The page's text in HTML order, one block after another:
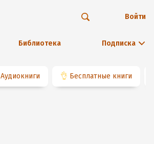
Библиотека Подписка
Войти
Аудиокниги 👌 Бесплатные книги